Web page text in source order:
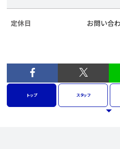
定休日 お問い合
トップ スタッフ